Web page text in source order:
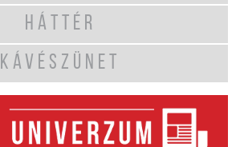
HÁTTÉR
KÁVÉSZÜNET